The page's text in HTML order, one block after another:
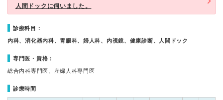
人間ドックに伺いました。
診療科目：
内科、消化器内科、胃腸科、婦人科、内視鏡、健康診断、人間ドック
専門医・資格：
総合内科専門医、産婦人科専門医
診療時間